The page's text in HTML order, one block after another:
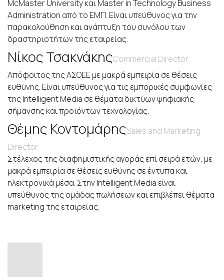
McMaster University και Master in Technology Business
Administration από το ΕΜΠ. Είναι υπεύθυνος για την
παρακολούθηση και ανάπτυξη του συνόλου των
δραστηριοτήτων της εταιρείας.
Νίκος ΤσακνάκηςCommercial Director
Απόφοιτος της ΑΣΟΕΕ με μακρά εμπειρία σε θέσεις
ευθύνης. Είναι υπεύθυνος για τις εμπορικές συμφωνίες
της Intelligent Media σε θέματα δικτύων ψηφιακής
σήμανσης και προϊόντων τεχνολογίας.
Θέμης ΚοντομάρηςSales and Marketing
Director
Στέλεχος της διαφημιστικής αγοράς επί σειρά ετών, με
μακρά εμπειρία σε θέσεις ευθύνης σε έντυπα και
ηλεκτρονικά μέσα. Στην Intelligent Media είναι
υπεύθυνος της ομάδας πωλήσεων και επιβλέπει θέματα
marketing της εταιρείας.